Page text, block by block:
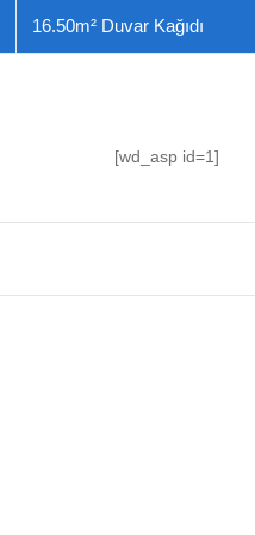
16.50m² Duvar Kağıdı
[wd_asp id=1]